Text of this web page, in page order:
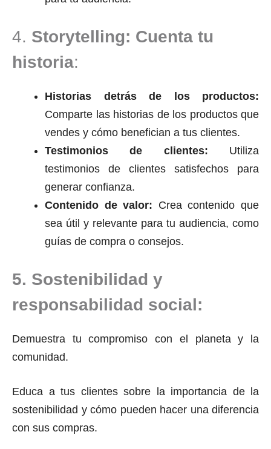
4. Storytelling: Cuenta tu
historia:
Historias detrás de los productos:
Comparte las historias de los productos que
vendes y cómo benefician a tus clientes.
Testimonios de clientes: Utiliza
testimonios de clientes satisfechos para
generar confianza.
Contenido de valor: Crea contenido que
sea útil y relevante para tu audiencia, como
guías de compra o consejos.
5. Sostenibilidad y
responsabilidad social:
Demuestra tu compromiso con el planeta y la
comunidad.
Educa a tus clientes sobre la importancia de la
sostenibilidad y cómo pueden hacer una diferencia
con sus compras.